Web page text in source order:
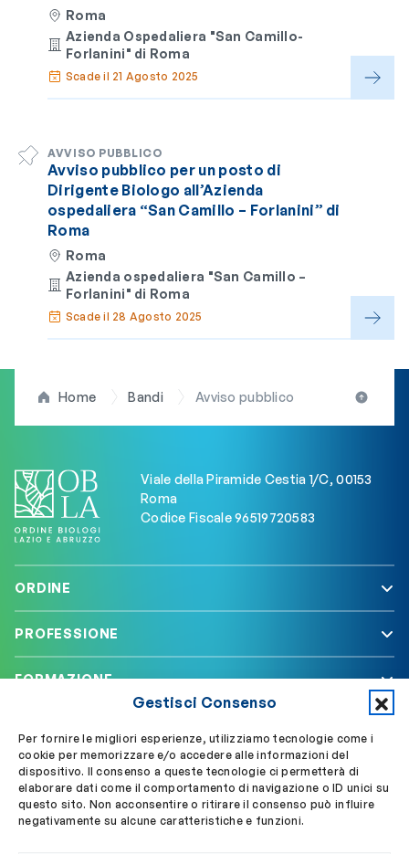
Gestisci Consenso
Per fornire le migliori esperienze, utilizziamo tecnologie come i
cookie per memorizzare e/o accedere alle informazioni del
dispositivo. Il consenso a queste tecnologie ci permetterà di
elaborare dati come il comportamento di navigazione o ID unici su
questo sito. Non acconsentire o ritirare il consenso può influire
negativamente su alcune caratteristiche e funzioni.
Roma
Azienda Ospedaliera "San Camillo-
Forlanini" di Roma
Scade il 21 Agosto 2025
AVVISO PUBBLICO
Avviso pubblico per un posto di
Dirigente Biologo all’Azienda
ospedaliera “San Camillo – Forlanini” di
Roma
Roma
Azienda ospedaliera "San Camillo –
Forlanini" di Roma
Scade il 28 Agosto 2025
Home Bandi Avviso pubblico
Viale della Piramide Cestia 1/C, 00153
Roma
Codice Fiscale 96519720583
ORDINE
PROFESSIONE
FORMAZIONE
Segui OBLA su Accedi a My OBLA